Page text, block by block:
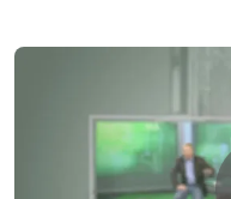
Пульт управления
твоим сердцем:
действия (первая